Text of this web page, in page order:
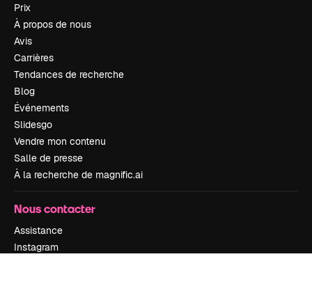
Prix
À propos de nous
Avis
Carrières
Tendances de recherche
Blog
Événements
Slidesgo
Vendre mon contenu
Salle de presse
À la recherche de magnific.ai
Nous contacter
Assistance
Instagram